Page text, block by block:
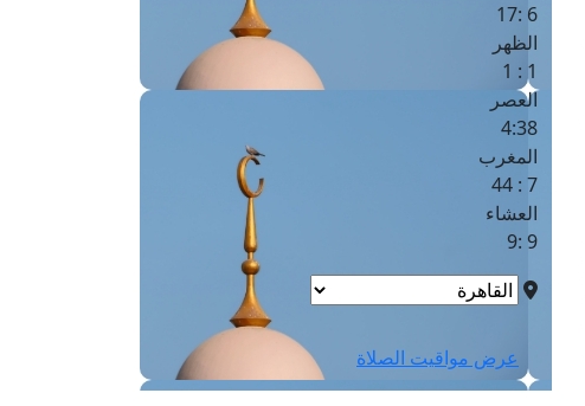
6 :17
الظهر
1 : 1
العصر
4:38
المغرب
7 : 44
العشاء
9 :9
عرض مواقيت الصلاة